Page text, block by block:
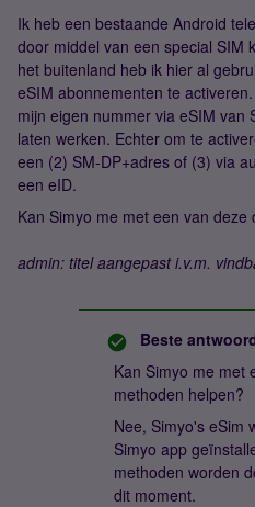
Ik heb een bestaande Android
door middel van een special SIM
het buitenland heb ik hier al
eSIM abonnementen te
mijn eigen nummer via eSIM van
laten werken. Echter om te
een (2) SM-DP+adres of (3) via
een eID.
Kan Simyo me met een van
admin: titel aangepast i.v.m.
Beste
Kan Simyo me met
methoden helpen?
Nee, Simyo's eSim
Simyo app
methoden worden
dit moment.